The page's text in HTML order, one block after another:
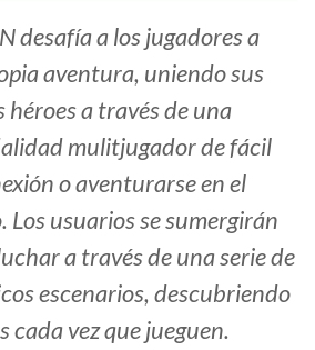
desafía a los jugadores a
aventura, uniendo sus
a través de una
mulitjugador de fácil
o aventurarse en el
Los usuarios se sumergirán
a través de una serie de
escenarios, descubriendo
cada vez que jueguen.